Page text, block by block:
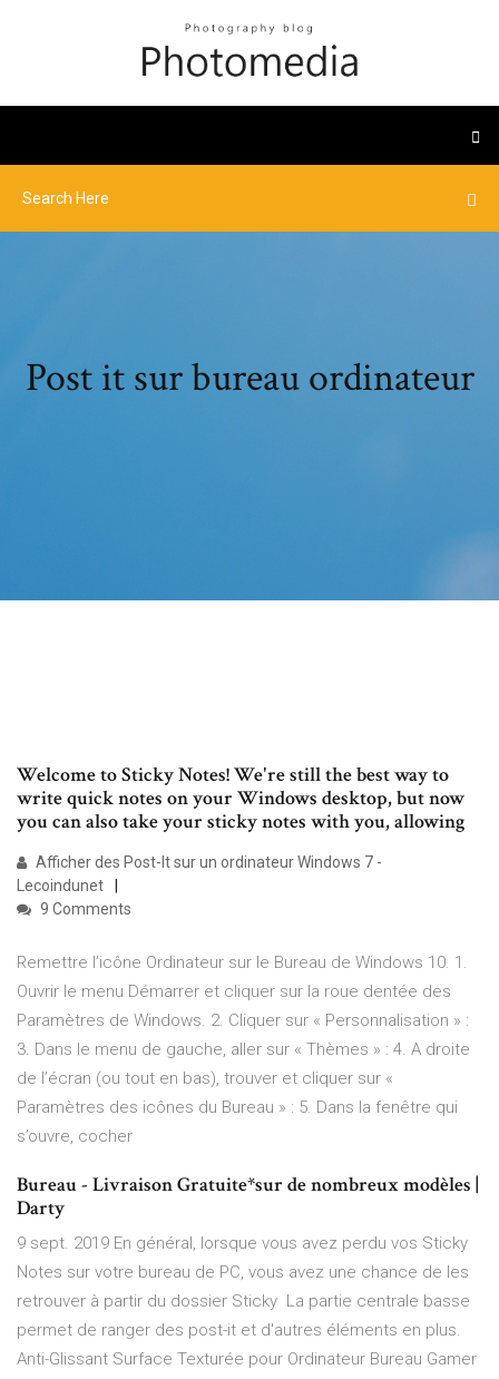
Post it sur bureau ordinateur
Welcome to Sticky Notes! We're still the best way to
write quick notes on your Windows desktop, but now
you can also take your sticky notes with you, allowing
Afficher des Post-It sur un ordinateur Windows 7 -
Lecoindunet
9 Comments
Remettre l’icône Ordinateur sur le Bureau de Windows 10. 1.
Ouvrir le menu Démarrer et cliquer sur la roue dentée des
Paramètres de Windows. 2. Cliquer sur « Personnalisation » :
3. Dans le menu de gauche, aller sur « Thèmes » : 4. A droite
de l’écran (ou tout en bas), trouver et cliquer sur «
Paramètres des icônes du Bureau » : 5. Dans la fenêtre qui
s’ouvre, cocher
Bureau - Livraison Gratuite*sur de nombreux modèles |
Darty
9 sept. 2019 En général, lorsque vous avez perdu vos Sticky
Notes sur votre bureau de PC, vous avez une chance de les
retrouver à partir du dossier Sticky La partie centrale basse
permet de ranger des post-it et d'autres éléments en plus.
Anti-Glissant Surface Texturée pour Ordinateur Bureau Gamer